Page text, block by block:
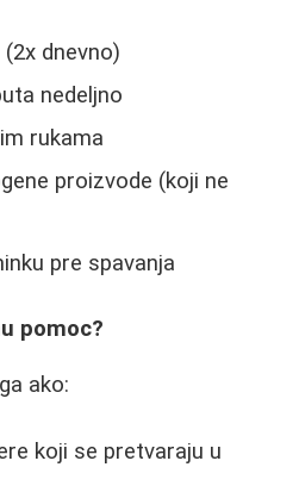
dnevno)
nedeljno
rukama
proizvode (koji ne
pre spavanja
pomoc?
ako:
koji se pretvaraju u